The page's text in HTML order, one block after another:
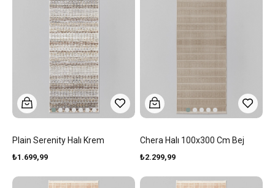
Plain Serenity Halı Krem
₺1.699,99
Chera Halı 100x300 Cm Bej
₺2.299,99